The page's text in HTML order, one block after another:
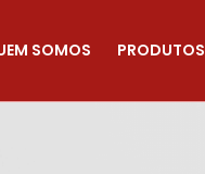
SOMOS PRODUTOS